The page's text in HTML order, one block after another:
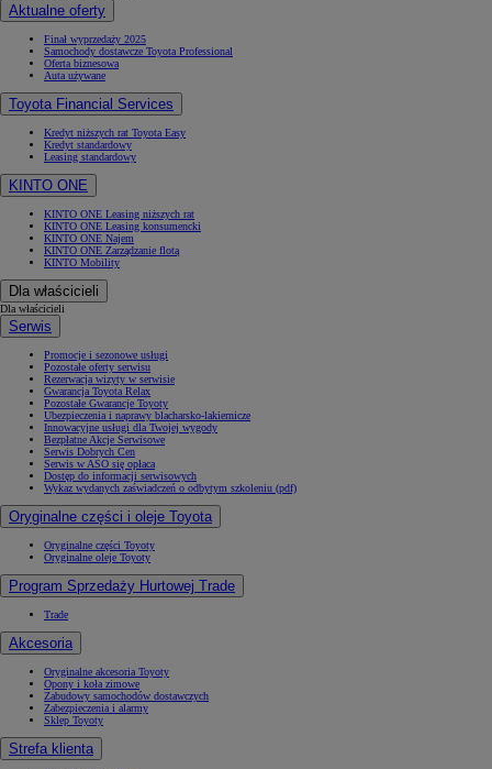
Aktualne oferty
Finał wyprzedaży 2025
Samochody dostawcze Toyota Professional
Oferta biznesowa
Auta używane
Toyota Financial Services
Kredyt niższych rat Toyota Easy
Kredyt standardowy
Leasing standardowy
KINTO ONE
KINTO ONE Leasing niższych rat
KINTO ONE Leasing konsumencki
KINTO ONE Najem
KINTO ONE Zarządzanie flotą
KINTO Mobility
Dla właścicieli
Dla właścicieli
Serwis
Promocje i sezonowe usługi
Pozostałe oferty serwisu
Rezerwacja wizyty w serwisie
Gwarancja Toyota Relax
Pozostałe Gwarancje Toyoty
Ubezpieczenia i naprawy blacharsko-lakiernicze
Innowacyjne usługi dla Twojej wygody
Bezpłatne Akcje Serwisowe
Serwis Dobrych Cen
Serwis w ASO się opłaca
Dostęp do informacji serwisowych
Wykaz wydanych zaświadczeń o odbytym szkoleniu (pdf)
Oryginalne części i oleje Toyota
Oryginalne części Toyoty
Oryginalne oleje Toyoty
Program Sprzedaży Hurtowej Trade
Trade
Akcesoria
Oryginalne akcesoria Toyoty
Opony i koła zimowe
Zabudowy samochodów dostawczych
Zabezpieczenia i alarmy
Sklep Toyoty
Strefa klienta